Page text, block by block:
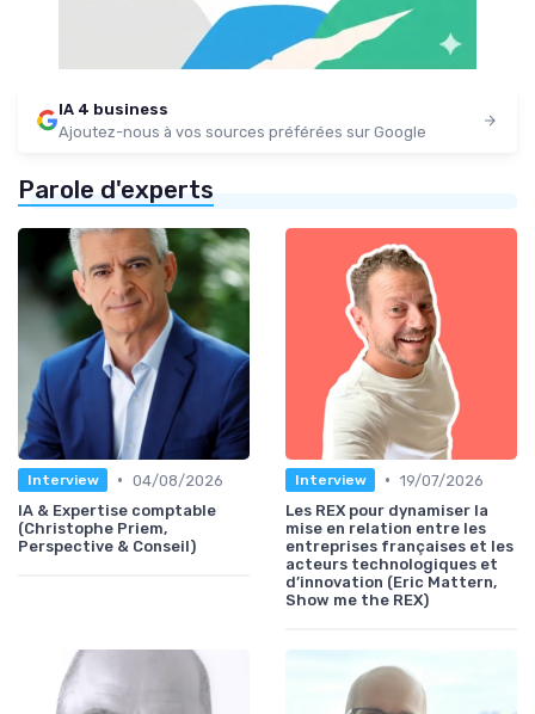
IA 4 business
Ajoutez-nous à vos sources préférées sur Google
Parole d'experts
Interview • 04/08/2026
IA & Expertise comptable
(Christophe Priem,
Perspective & Conseil)
Interview • 19/07/2026
Les REX pour dynamiser la
mise en relation entre les
entreprises françaises et les
acteurs technologiques et
d’innovation (Eric Mattern,
Show me the REX)